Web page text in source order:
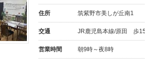
住所 筑紫野市美しが丘南1
交通 JR鹿児島本線/原田 歩
営業時間 朝9時～夜8時